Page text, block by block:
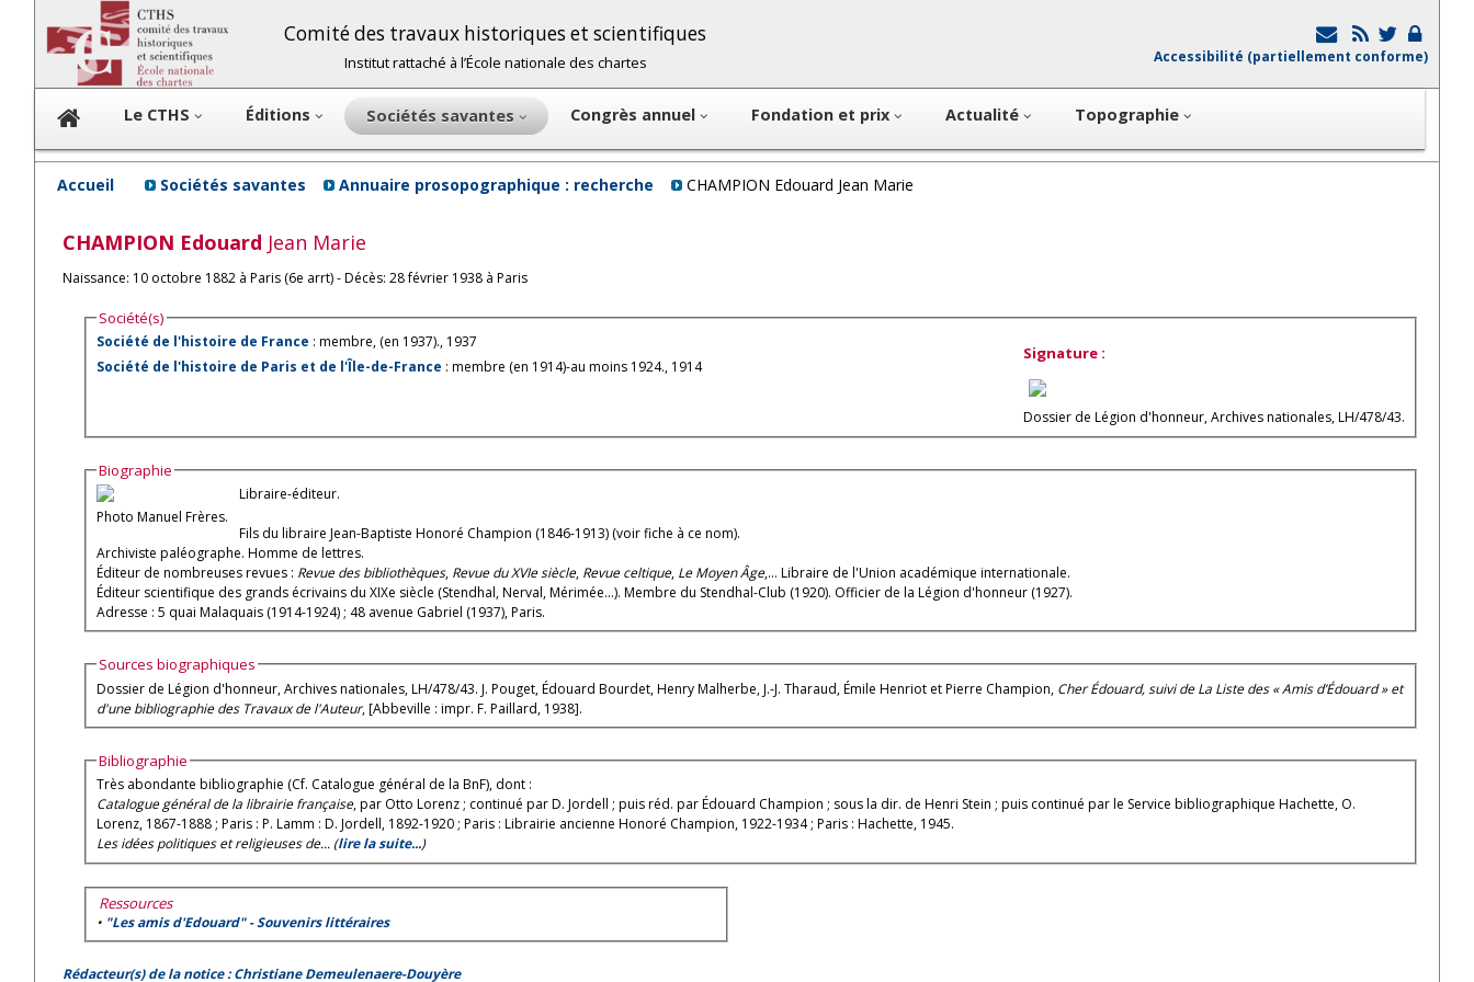
Comité des travaux historiques et scientifiques
Institut rattaché à l’École nationale des chartes Accessibilité (partiellement conforme)
Le CTHS Éditions Sociétés savantes Congrès annuel Fondation et prix Actualité Topographie
Accueil Sociétés savantes Annuaire prosopographique : recherche CHAMPION Edouard Jean Marie
CHAMPION Edouard Jean Marie
Naissance: 10 octobre 1882 à Paris (6e arrt) - Décès: 28 février 1938 à Paris
Société(s)
Société de l'histoire de France : membre, (en 1937)., 1937
Société de l'histoire de Paris et de l'Île-de-France : membre (en 1914)-au moins 1924., 1914
Signature :
Dossier de Légion d'honneur, Archives nationales, LH/478/43.
Biographie
Photo Manuel Frères.
Libraire-éditeur.
Fils du libraire Jean-Baptiste Honoré Champion (1846-1913) (voir fiche à ce nom).
Archiviste paléographe. Homme de lettres.
Éditeur de nombreuses revues : Revue des bibliothèques, Revue du XVIe siècle, Revue celtique, Le Moyen Âge,... Libraire de l'Union académique internationale.
Éditeur scientifique des grands écrivains du XIXe siècle (Stendhal, Nerval, Mérimée...). Membre du Stendhal-Club (1920). Officier de la Légion d'honneur (1927).
Adresse : 5 quai Malaquais (1914-1924) ; 48 avenue Gabriel (1937), Paris.
Sources biographiques
Dossier de Légion d'honneur, Archives nationales, LH/478/43. J. Pouget, Édouard Bourdet, Henry Malherbe, J.-J. Tharaud, Émile Henriot et Pierre Champion, Cher Édouard, suivi de La Liste des « Amis d’Édouard » et
d'une bibliographie des Travaux de l'Auteur, [Abbeville : impr. F. Paillard, 1938].
Bibliographie
Très abondante bibliographie (Cf. Catalogue général de la BnF), dont :
Catalogue général de la librairie française, par Otto Lorenz ; continué par D. Jordell ; puis réd. par Édouard Champion ; sous la dir. de Henri Stein ; puis continué par le Service bibliographique Hachette, O.
Lorenz, 1867-1888 ; Paris : P. Lamm : D. Jordell, 1892-1920 ; Paris : Librairie ancienne Honoré Champion, 1922-1934 ; Paris : Hachette, 1945.
Les idées politiques et religieuses de... (lire la suite...)
Ressources
• "Les amis d'Edouard" - Souvenirs littéraires
Rédacteur(s) de la notice : Christiane Demeulenaere-Douyère